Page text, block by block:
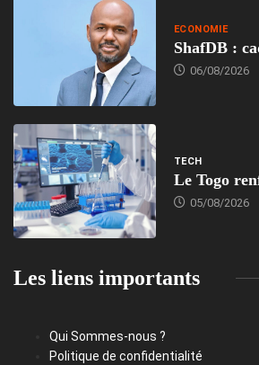
ECONOMIE
ShafDB :
06/08/2026
TECH
Le Togo
05/08/2026
Les liens importants
Qui Sommes-nous ?
Politique de confidentialité